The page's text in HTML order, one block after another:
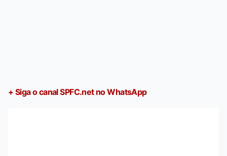
+ Siga o canal SPFC.net no WhatsApp